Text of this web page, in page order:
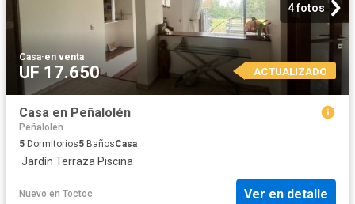
4 fotos
Casa·en venta
UF 17.650 ACTUALIZADO
Casa en Peñalolén
Peñalolén
5 Dormitorios5 BañosCasa
·Jardín·Terraza·Piscina
Nuevo en Toctoc Ver en detalle